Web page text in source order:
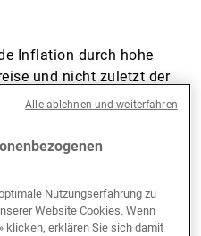
Inflation durch hohe
und nicht zuletzt der
den Geld- und
USA und Europa sind
mahnt Norman
Bancaire Privée
Nutzungserfahrung zu
Website Cookies. Wenn
klicken, erklären Sie sich damit
Alle ablehnen und weiterfahren